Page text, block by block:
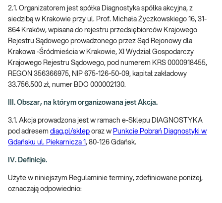
2.1. Organizatorem jest spółka Diagnostyka spółka akcyjna, z
siedzibą w Krakowie przy ul. Prof. Michała Życzkowskiego 16, 31-
864 Kraków, wpisana do rejestru przedsiębiorców Krajowego
Rejestru Sądowego prowadzonego przez Sąd Rejonowy dla
Krakowa -Śródmieścia w Krakowie, XI Wydział Gospodarczy
Krajowego Rejestru Sądowego, pod numerem KRS 0000918455,
REGON 356366975, NIP 675-126-50-09, kapitał zakładowy
33.756.500 zł, numer BDO 000002130.
III. Obszar, na którym organizowana jest Akcja.
3.1. Akcja prowadzona jest w ramach e-Sklepu DIAGNOSTYKA
pod adresem diag.pl/sklep oraz w Punkcie Pobrań Diagnostyki w
Gdańsku ul. Piekarnicza 1, 80-126 Gdańsk.
IV. Definicje.
Użyte w niniejszym Regulaminie terminy, zdefiniowane poniżej,
oznaczają odpowiednio: